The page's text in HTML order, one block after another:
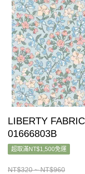
LIBERTY
01666803B
超取滿NT$1,500免運
NT$320 ~ NT$960